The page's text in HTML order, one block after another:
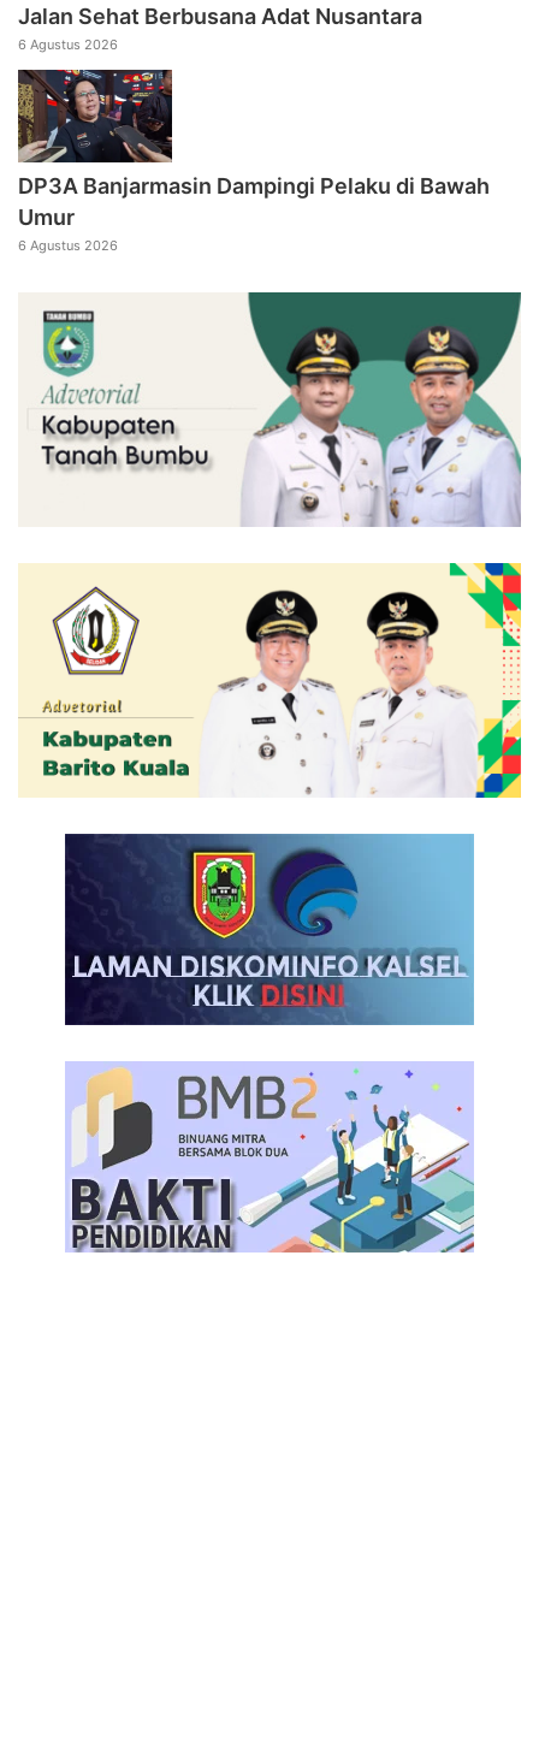
Jalan Sehat Berbusana Adat Nusantara
6 Agustus 2026
DP3A Banjarmasin Dampingi Pelaku di Bawah
Umur
6 Agustus 2026